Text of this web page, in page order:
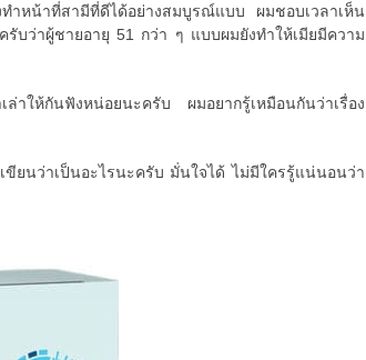
ทำหน้าที่สามีที่ดีได้อย่างสมบูรณ์แบบ ผมชอบเวลาเห็น
รับว่าผู้ชายอายุ 51 กว่า ๆ แบบผมยังทำให้เมียมีความ
าให้กันฟังหน่อยนะครับ ผมอยากรู้เหมือนกันว่าเรื่อง
ยนว่าเป็นอะไรนะครับ มั่นใจได้ ไม่มีใครรู้แน่นอนว่า